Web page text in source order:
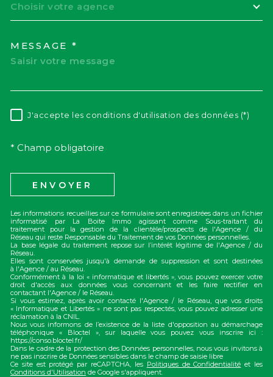
Choisir votre agence
MESSAGE *
RÈGLEMENTATION
J'accepte les conditions d'utilisation des données (*)
* Champ obligatoire
ENVOYER
Les informations recueillies sur ce formulaire sont enregistrées dans un fichier
informatisé par La Boite Immo agissant comme Sous-traitant du
traitement pour la gestion de la clientèle/prospects de l'Agence / du
Réseau qui reste Responsable du Traitement de vos Données personnelles.
La base légale du traitement repose sur l’intérêt légitime de l'Agence / du
Réseau.
Elles sont conservées jusqu'à demande de suppression et sont destinées
à l'Agence / au Réseau.
Conformément à la loi « informatique et libertés », vous pouvez exercer votre
droit d'accès aux données vous concernant et les faire rectifier en
contactant l'Agence / le Réseau.
Si vous estimez, après avoir contacté l'Agence / le Réseau, que vos droits
« Informatique et Libertés » ne sont pas respectés, vous pouvez adresser une
réclamation à la CNIL.
Nous vous informons de l’existence de la liste d'opposition au démarchage
téléphonique « Bloctel », sur laquelle vous pouvez vous inscrire ici :
https://conso.bloctel.fr/
Dans le cadre de la protection des Données personnelles, nous vous invitons à
ne pas inscrire de Données sensibles dans le champ de saisie libre
Ce site est protégé par reCAPTCHA, les Politiques de Confidentialité et les
Conditions d'Utilisation de Google s'appliquent.